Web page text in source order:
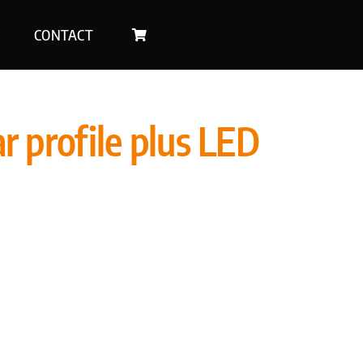
CONTACT
profile plus LED